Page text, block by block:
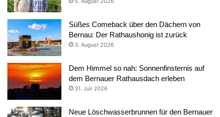
Süßes Comeback über den Dächern von
Bernau: Der Rathaushonig ist zurück
3. August 2026
Dem Himmel so nah: Sonnenfinsternis auf
dem Bernauer Rathausdach erleben
31. Juli 2026
Neue Löschwasserbrunnen für den Bernauer